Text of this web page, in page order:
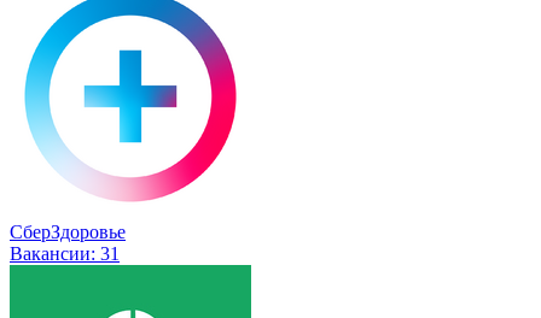
СберЗдоровье
Вакансии: 31